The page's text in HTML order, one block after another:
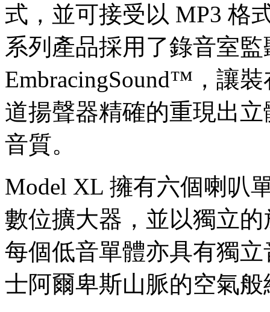
式，並可接受以 MP3 格
系列產品採用了錄音室
EmbracingSound™，讓
道揚聲器精確的重現出
音質。
Model XL 擁有六個喇叭
數位擴大器，並以獨立
每個低音單體亦具有獨
士阿爾卑斯山脈的空氣